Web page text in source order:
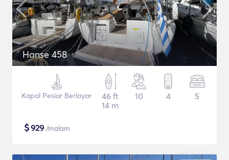
Hanse 458
Kapal Pesiar Berlayar
46 ft
14 m
10 4 5
$929 /malam